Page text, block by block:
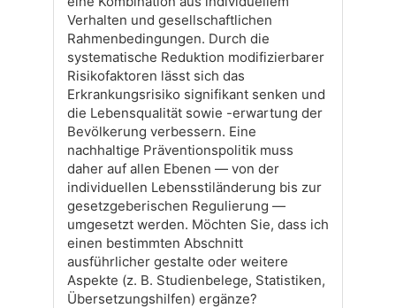
Verhalten und gesellschaftlichen
Rahmenbedingungen. Durch die
systematische Reduktion modifizierbarer
Risikofaktoren lässt sich das
Erkrankungsrisiko signifikant senken und
die Lebensqualität sowie -erwartung der
Bevölkerung verbessern. Eine
nachhaltige Präventionspolitik muss
daher auf allen Ebenen — von der
individuellen Lebensstiländerung bis zur
gesetzgeberischen Regulierung —
umgesetzt werden. Möchten Sie, dass ich
einen bestimmten Abschnitt
ausführlicher gestalte oder weitere
Aspekte (z. B. Studienbelege, Statistiken,
Übersetzungshilfen) ergänze?